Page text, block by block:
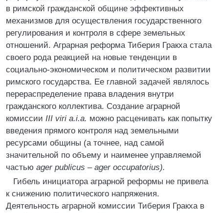
в римской гражданской общине эффективных
механизмов для осуществления государственного
регулирования и контроля в сфере земельных
отношений. Аграрная реформа Тиберия Гракха стала
своего рода реакцией на новые тенденции в
социально-экономическом и политическом развитии
римского государства. Ее главной задачей являлось
перераспределение права владения внутри
гражданского коллектива. Создание аграрной
комиссии III viri a.i.a. можно расценивать как попытку
введения прямого контроля над земельными
ресурсами общины (а точнее, над самой
значительной по объему и наименее управляемой
частью ager publicus – ager occupatorius).
Гибель инициатора аграрной реформы не привела
к снижению политического напряжения.
Деятельность аграрной комиссии Тиберия Гракха в